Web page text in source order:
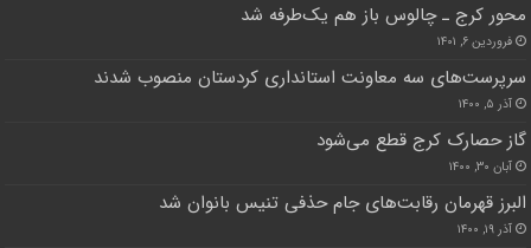
محور کرج ـ چالوس باز هم ‌یک‌طرفه شد
فروردین ۶, ۱۴۰۱
سرپرست‌های سه معاونت استانداری کردستان منصوب شدند
آذر ۵, ۱۴۰۰
گاز حصارک کرج قطع می‌شود
آبان ۳۰, ۱۴۰۰
البرز قهرمان رقابت‌های جام حذفی تنیس بانوان شد
آذر ۱۹, ۱۴۰۰